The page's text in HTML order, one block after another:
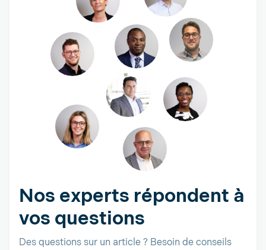
Nos experts répondent à
vos questions
Des questions sur un article ? Besoin de conseils